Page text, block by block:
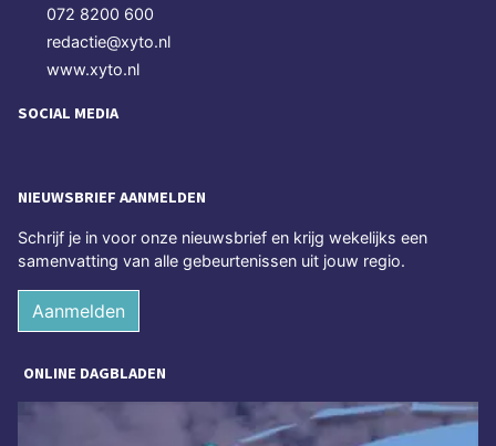
072 8200 600
redactie@xyto.nl
www.xyto.nl
SOCIAL MEDIA
NIEUWSBRIEF AANMELDEN
Schrijf je in voor onze nieuwsbrief en krijg wekelijks een
samenvatting van alle gebeurtenissen uit jouw regio.
Aanmelden
ONLINE DAGBLADEN